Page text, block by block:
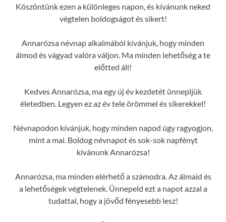
Köszöntünk ezen a különleges napon, és kívánunk neked
végtelen boldogságot és sikert!
Annarózsa névnap alkalmából kívánjuk, hogy minden
álmod és vágyad valóra váljon. Ma minden lehetőség a te
előtted áll!
Kedves Annarózsa, ma egy új év kezdetét ünnepljük
életedben. Legyen ez az év tele örömmel és sikerekkel!
Névnapodon kívánjuk, hogy minden napod úgy ragyogjon,
mint a mai. Boldog névnapot és sok-sok napfényt
kívánunk Annarózsa!
Annarózsa, ma minden elérhető a számodra. Az álmaid és
a lehetőségek végtelenek. Ünnepeld ezt a napot azzal a
tudattal, hogy a jövőd fényesebb lesz!